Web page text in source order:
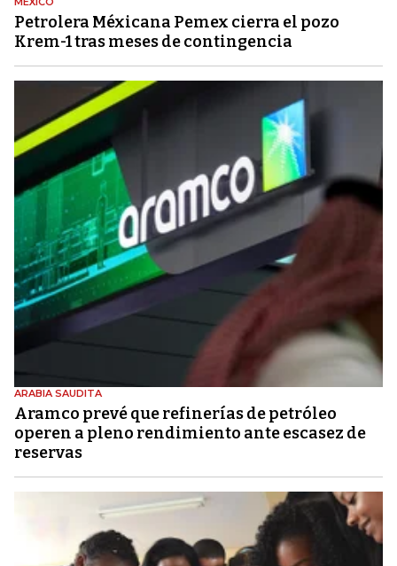
Petrolera Méxicana Pemex cierra el pozo
Krem-1 tras meses de contingencia
ARABIA SAUDITA
Aramco prevé que refinerías de petróleo
operen a pleno rendimiento ante escasez de
reservas